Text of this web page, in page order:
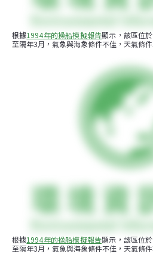
根據1994年的操船模擬報告顯示，該區位
至隔年3月，氣象與海象條件不佳，天氣條
根據1994年的操船模擬報告顯示，該區位
至隔年3月，氣象與海象條件不佳，天氣條